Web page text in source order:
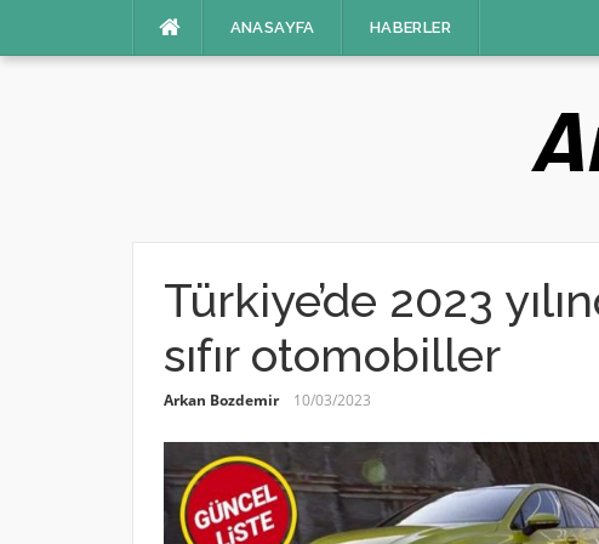
ANASAYFA HABERLER
Türkiye’de 2023
sıfır otomobiller
Arkan Bozdemir 10/03/2023